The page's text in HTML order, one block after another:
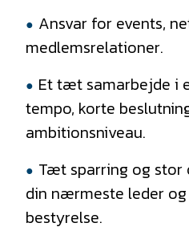
Ansvar for events,
medlemsrelationer.
Et tæt samarbejde i
tempo, korte
ambitionsniveau.
Tæt sparring og stor
din nærmeste leder og
bestyrelse.